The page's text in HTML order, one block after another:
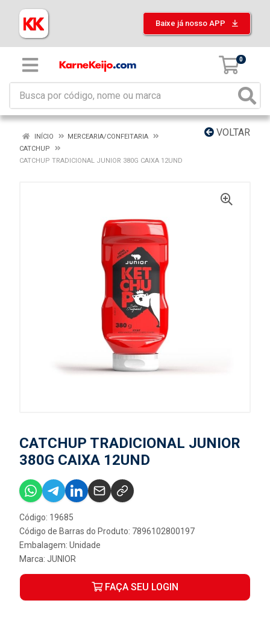
Baixe já nosso APP
0
VOLTAR
INÍCIO
MERCEARIA/CONFEITARIA
CATCHUP
CATCHUP TRADICIONAL JUNIOR 380G CAIXA 12UND
CATCHUP TRADICIONAL JUNIOR
380G CAIXA 12UND
Código: 19685
Código de Barras do Produto: 7896102800197
Embalagem: Unidade
Marca: JUNIOR
FAÇA SEU LOGIN